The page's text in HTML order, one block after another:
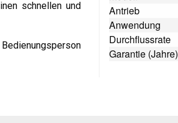
schnellen und
Antrieb
Anwendung
Durchflussrate
Garantie (Jahre)